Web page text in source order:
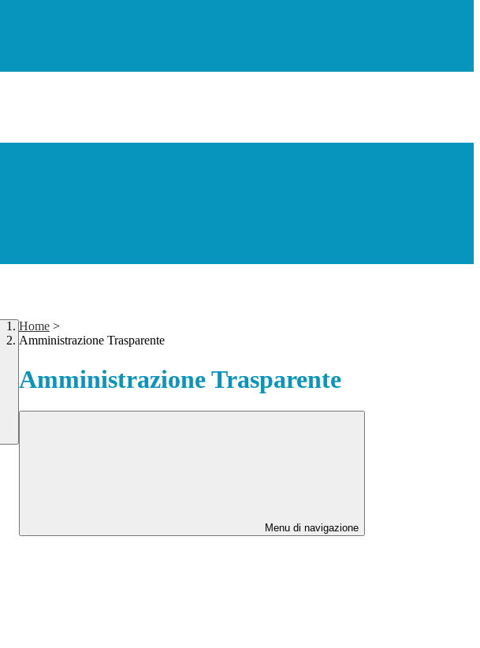
Home >
Amministrazione Trasparente
Amministrazione Trasparente
Menu di navigazione